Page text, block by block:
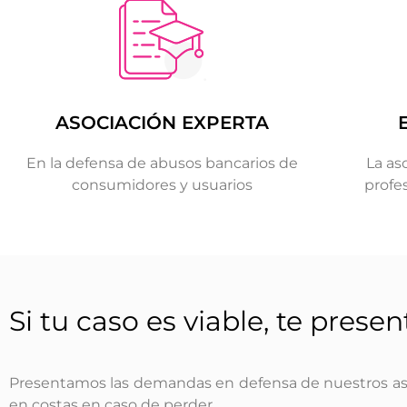
ASOCIACIÓN EXPERTA
En la defensa de abusos bancarios de
consumidores y usuarios
La
Si tu caso es viable, te
Presentamos las demandas en defensa de nuestros